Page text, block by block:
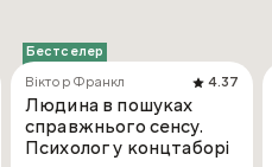
Бестселер
Віктор Франкл
4.37
Людина в пошуках
справжнього сенсу.
Психолог у концтаборі